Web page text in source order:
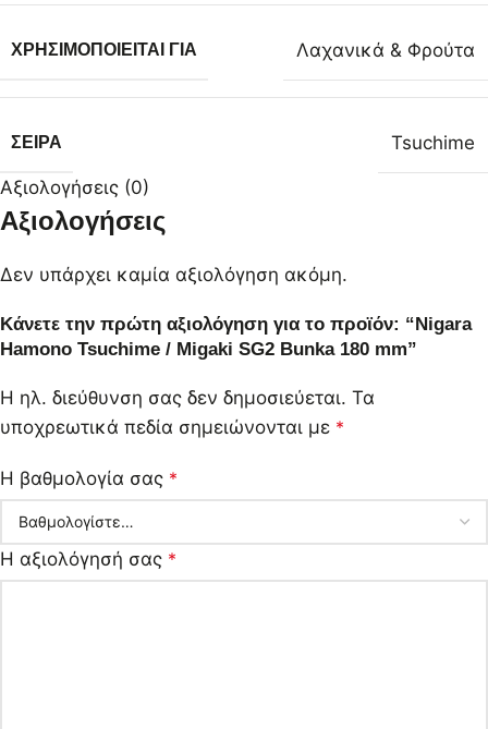
ΧΡΗΣΙΜΟΠΟΙΕΊΤΑΙ ΓΙΑ Λαχανικά & Φρούτα
ΣΕΙΡΆ Tsuchime
Αξιολογήσεις (0)
Αξιολογήσεις
Δεν υπάρχει καμία αξιολόγηση ακόμη.
Κάνετε την πρώτη αξιολόγηση για το προϊόν: “Nigara
Hamono Tsuchime / Migaki SG2 Bunka 180 mm”
Η ηλ. διεύθυνση σας δεν δημοσιεύεται. Τα
υποχρεωτικά πεδία σημειώνονται με *
Η βαθμολογία σας *
Η αξιολόγησή σας *